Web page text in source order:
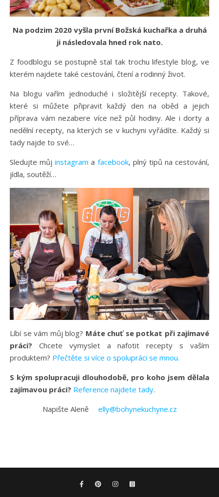
Na podzim 2020 vyšla první Božská kuchařka a druhá
ji následovala hned rok nato.
Z foodblogu se postupně stal tak trochu lifestyle blog, ve
kterém najdete také cestování, čtení a rodinný život.
Na blogu vařím jednoduché i složitější recepty. Takové,
které si můžete připravit každý den na oběd a jejich
příprava vám nezabere více než půl hodiny. Ale i dorty a
nedělní recepty, na kterých se v kuchyni vyřádíte. Každý si
tady najde to své…
Sledujte můjinstagram a facebook, plný tipů na cestování,
jídla, soutěží…
Líbí se vám můj blog? Máte chuť se potkat při zajímavé
práci? Chcete vymyslet a nafotit recepty s vaším
produktem? Přečtěte si více o spolupráci se mnou.
S kým spolupracuji dlouhodobě, pro koho jsem dělala
zajímavou práci? Reference najdete tady.
Napište Aleně elly@bohynekuchyne.cz